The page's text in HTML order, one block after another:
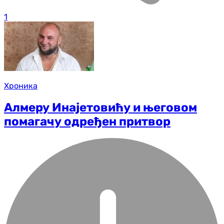
1
Хроника
Алмеру Инајетовићу и његовом
помагачу одређен притвор